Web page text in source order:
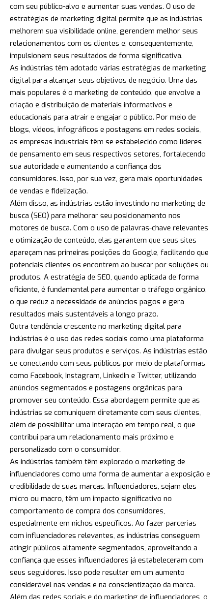
com seu público-alvo e aumentar suas vendas. O uso de
estratégias de marketing digital permite que as indústrias
melhorem sua visibilidade online, gerenciem melhor seus
relacionamentos com os clientes e, consequentemente,
impulsionem seus resultados de forma significativa.
As indústrias têm adotado várias estratégias de marketing
digital para alcançar seus objetivos de negócio. Uma das
mais populares é o marketing de conteúdo, que envolve a
criação e distribuição de materiais informativos e
educacionais para atrair e engajar o público. Por meio de
blogs, vídeos, infográficos e postagens em redes sociais,
as empresas industriais têm se estabelecido como líderes
de pensamento em seus respectivos setores, fortalecendo
sua autoridade e aumentando a confiança dos
consumidores. Isso, por sua vez, gera mais oportunidades
de vendas e fidelização.
Além disso, as indústrias estão investindo no marketing de
busca (SEO) para melhorar seu posicionamento nos
motores de busca. Com o uso de palavras-chave relevantes
e otimização de conteúdo, elas garantem que seus sites
apareçam nas primeiras posições do Google, facilitando que
potenciais clientes os encontrem ao buscar por soluções ou
produtos. A estratégia de SEO, quando aplicada de forma
eficiente, é fundamental para aumentar o tráfego orgânico,
o que reduz a necessidade de anúncios pagos e gera
resultados mais sustentáveis a longo prazo.
Outra tendência crescente no marketing digital para
indústrias é o uso das redes sociais como uma plataforma
para divulgar seus produtos e serviços. As indústrias estão
se conectando com seus públicos por meio de plataformas
como Facebook, Instagram, LinkedIn e Twitter, utilizando
anúncios segmentados e postagens orgânicas para
promover seu conteúdo. Essa abordagem permite que as
indústrias se comuniquem diretamente com seus clientes,
além de possibilitar uma interação em tempo real, o que
contribui para um relacionamento mais próximo e
personalizado com o consumidor.
As indústrias também têm explorado o marketing de
influenciadores como uma forma de aumentar a exposição e
credibilidade de suas marcas. Influenciadores, sejam eles
micro ou macro, têm um impacto significativo no
comportamento de compra dos consumidores,
especialmente em nichos específicos. Ao fazer parcerias
com influenciadores relevantes, as indústrias conseguem
atingir públicos altamente segmentados, aproveitando a
confiança que esses influenciadores já estabeleceram com
seus seguidores. Isso pode resultar em um aumento
considerável nas vendas e na conscientização da marca.